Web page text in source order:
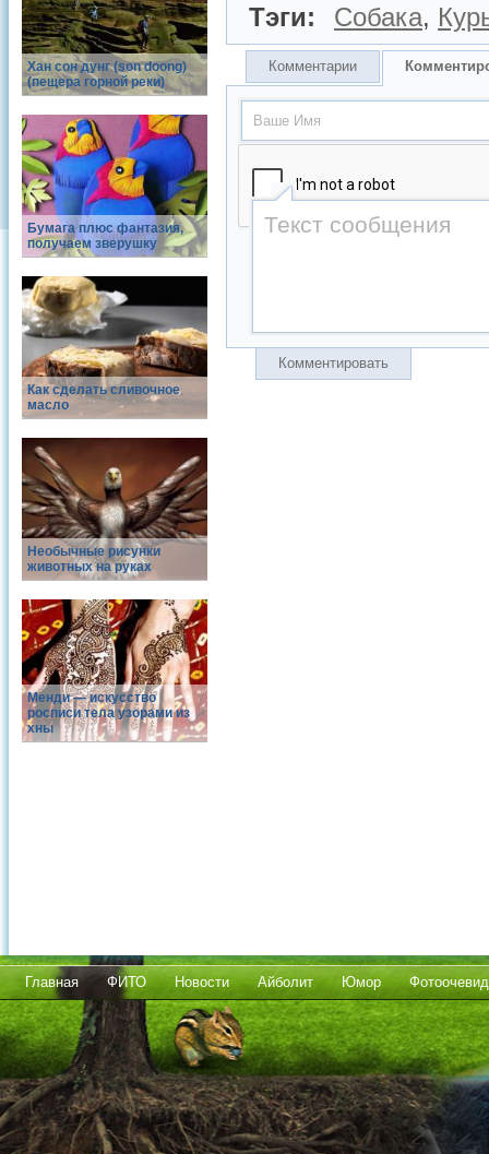
Хан сон дунг (son doong)
(пещера горной реки)
Бумага плюс фантазия,
получаем зверушку
Как сделать сливочное
масло
Необычные рисунки
животных на руках
Менди — искусство
росписи тела узорами из
хны
Тэги: Собака,
Комментарии
Комментировать
Главная ФИТО Новости Айболит Юмор